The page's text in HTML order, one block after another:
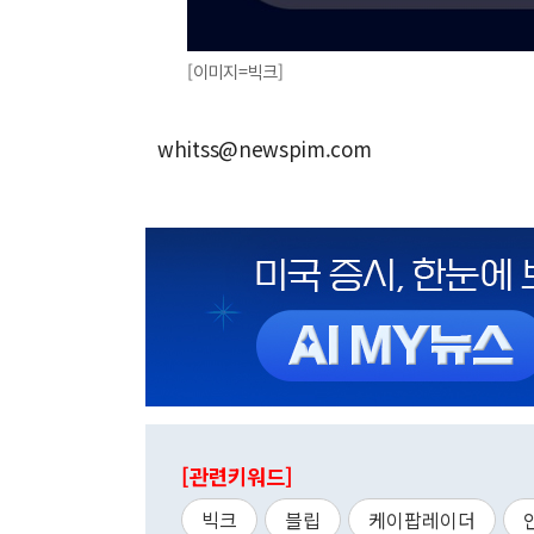
[이미지=빅크]
whitss@newspim.com
[관련키워드]
빅크 블립 케이팝레이더